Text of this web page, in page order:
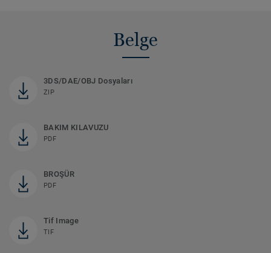
Belge
3DS/DAE/OBJ Dosyaları
ZIP
BAKIM KILAVUZU
PDF
BROŞÜR
PDF
Tif Image
TIF